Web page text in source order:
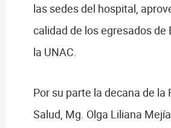
las sedes del hospital,
calidad de los egresados de
la UNAC.
Por su parte la decana de la
Salud, Mg. Olga Liliana